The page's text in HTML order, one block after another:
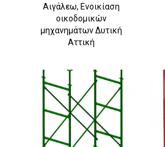
Αιγάλεω, Ενοικίαση
οικοδομικών
μηχανημάτων Δυτική
Αττική